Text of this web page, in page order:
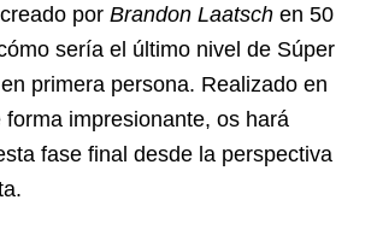
por Brandon Laatsch en 50
sería el último nivel de Súper
primera persona. Realizado en
impresionante, os hará
fase final desde la perspectiva